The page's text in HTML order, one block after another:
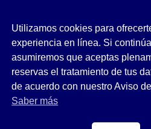
Utilizamos cookies para
experiencia en línea. Si
asumiremos que aceptas
reservas el tratamiento de tus
de acuerdo con nuestro Aviso
Saber más